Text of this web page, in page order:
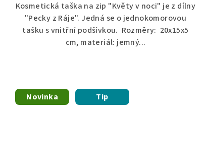
Kosmetická taška na zip "Květy v noci" je z dílny
"Pecky z Ráje". Jedná se o jednokomorovou
tašku s vnitřní podšívkou. Rozměry: 20x15x5
cm, materiál: jemný...
Novinka Tip